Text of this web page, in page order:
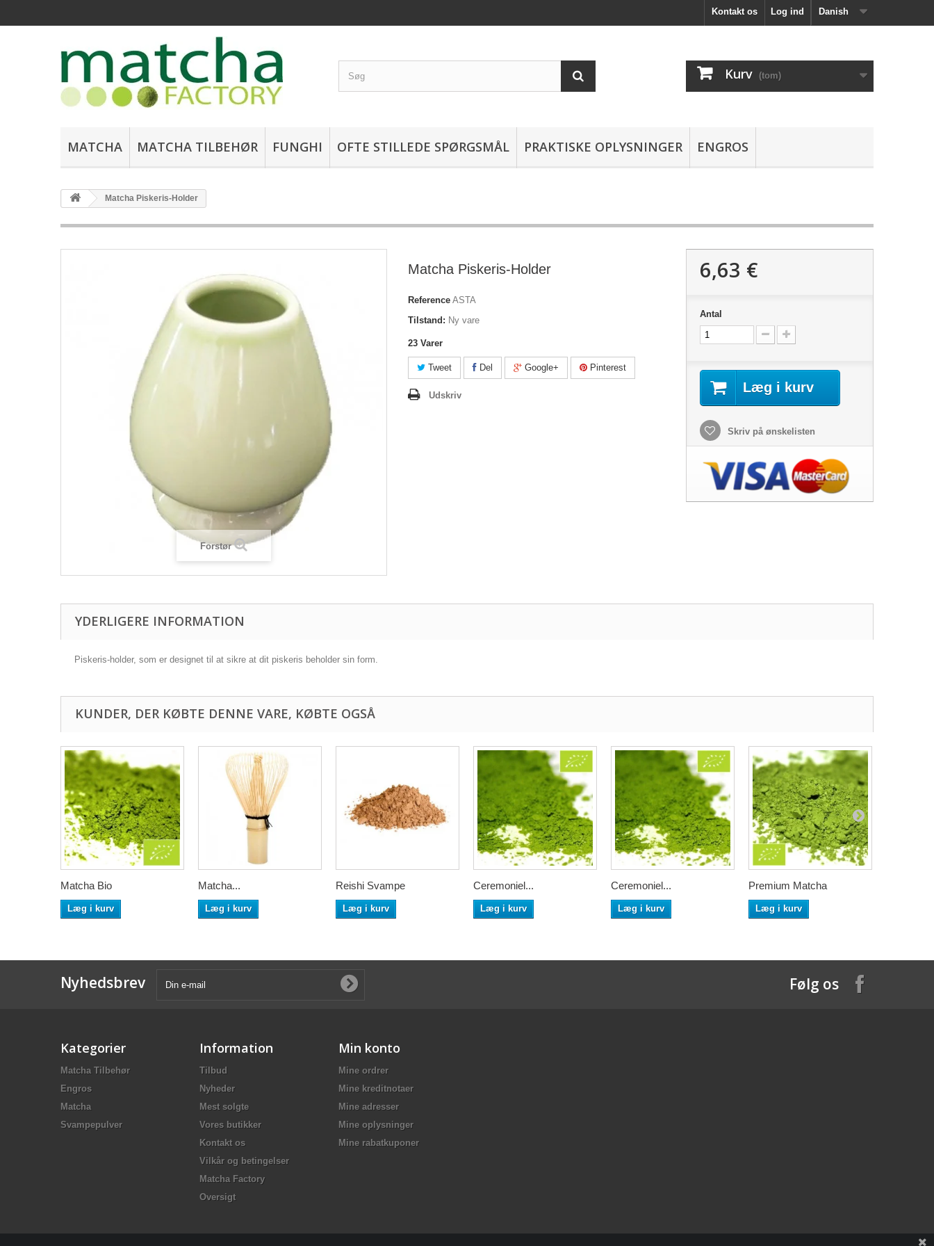
Danish
Log ind
Kontakt os
Kurv (tom)
MATCHA MATCHA TILBEHØR FUNGHI OFTE STILLEDE SPØRGSMÅL PRAKTISKE OPLYSNINGER ENGROS
Matcha Piskeris-Holder
Forstør
Matcha Piskeris-Holder
Reference ASTA
Tilstand: Ny vare
23 Varer
Tweet Del Google+ Pinterest
Udskriv
6,63 €
Antal
Læg i kurv
Skriv på ønskelisten
YDERLIGERE INFORMATION
Piskeris-holder, som er designet til at sikre at dit piskeris beholder sin form.
KUNDER, DER KØBTE DENNE VARE, KØBTE OGSÅ
Matcha Bio
Læg i kurv
Matcha...
Læg i kurv
Reishi Svampe
Læg i kurv
Ceremoniel...
Læg i kurv
Ceremoniel...
Læg i kurv
Premium Matcha
Læg i kurv
Nyhedsbrev Følg os
Kategorier
Matcha Tilbehør
Engros
Matcha
Svampepulver
Information
Tilbud
Nyheder
Mest solgte
Vores butikker
Kontakt os
Vilkår og betingelser
Matcha Factory
Oversigt
Min konto
Mine ordrer
Mine kreditnotaer
Mine adresser
Mine oplysninger
Mine rabatkuponer